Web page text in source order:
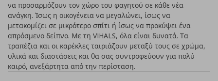
να προσαρμόζουν τον χώρο του φαγητού σε κάθε νέα
ανάγκη. Ίσως η οικογένεια να μεγαλώνει, ίσως να
μετακομίζει σε μικρότερο σπίτι ή ίσως να προκύψει ένα
απρόσμενο δείπνο. Με τη VIHALS, όλα είναι δυνατά. Τα
τραπέζια και οι καρέκλες ταιριάζουν μεταξύ τους σε χρώμα,
υλικά και διαστάσεις και θα σας συντροφεύουν για πολύ
καιρό, ανεξάρτητα από την περίσταση.